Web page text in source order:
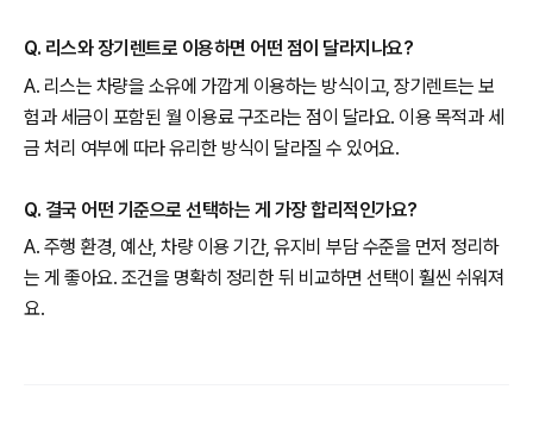
Q. 리스와 장기렌트로 이용하면 어떤 점이 달라지나요?
A. 리스는 차량을 소유에 가깝게 이용하는 방식이고, 장기렌트는 보
험과 세금이 포함된 월 이용료 구조라는 점이 달라요. 이용 목적과 세
금 처리 여부에 따라 유리한 방식이 달라질 수 있어요.
Q. 결국 어떤 기준으로 선택하는 게 가장 합리적인가요?
A. 주행 환경, 예산, 차량 이용 기간, 유지비 부담 수준을 먼저 정리하
는 게 좋아요. 조건을 명확히 정리한 뒤 비교하면 선택이 훨씬 쉬워져
요.